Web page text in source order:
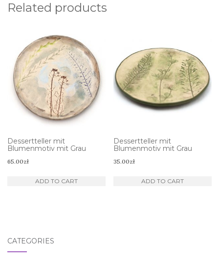
Related products
Dessertteller mit
Blumenmotiv mit Grau
65.00zł
ADD TO CART
Dessertteller mit
Blumenmotiv mit Grau
35.00zł
ADD TO CART
CATEGORIES